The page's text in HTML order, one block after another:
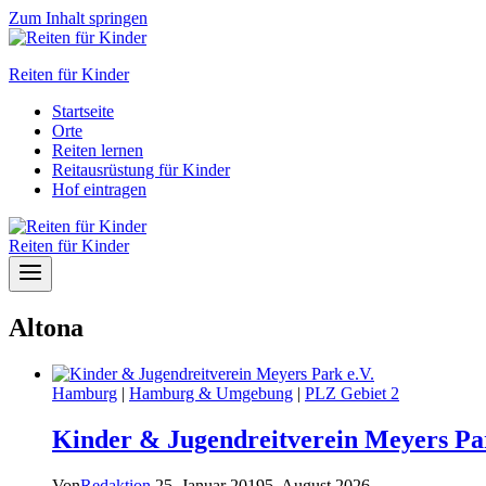
Zum Inhalt springen
Reiten für Kinder
Startseite
Orte
Reiten lernen
Reitausrüstung für Kinder
Hof eintragen
Reiten für Kinder
Altona
Hamburg | Hamburg & Umgebung | PLZ Gebiet 2
Kinder & Jugendreitverein Meyers